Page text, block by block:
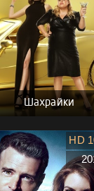
Шахрайки
HD